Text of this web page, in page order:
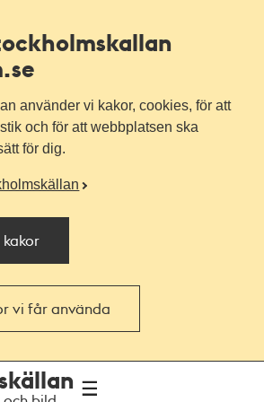
använder vi kakor, cookies, för att
och för att webbplatsen ska
för dig.
vi får använda